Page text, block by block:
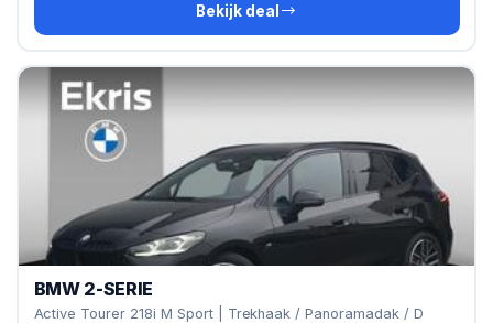
Bekijk deal
BMW 2-SERIE
Active Tourer 218i M Sport | Trekhaak / Panoramadak / D